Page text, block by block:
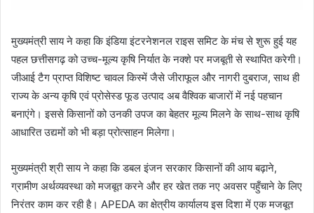
मुख्यमंत्री साय ने कहा कि इंडिया इंटरनेशनल राइस समिट के मंच से शुरू हुई यह
पहल छत्तीसगढ़ को उच्च-मूल्य कृषि निर्यात के नक्शे पर मजबूती से स्थापित करेगी।
जीआई टैग प्राप्त विशिष्ट चावल किस्में जैसे जीराफूल और नागरी दुबराज, साथ ही
राज्य के अन्य कृषि एवं प्रोसेस्ड फूड उत्पाद अब वैश्विक बाजारों में नई पहचान
बनाएंगे। इससे किसानों को उनकी उपज का बेहतर मूल्य मिलने के साथ-साथ कृषि
आधारित उद्यमों को भी बड़ा प्रोत्साहन मिलेगा।
मुख्यमंत्री श्री साय ने कहा कि डबल इंजन सरकार किसानों की आय बढ़ाने,
ग्रामीण अर्थव्यवस्था को मजबूत करने और हर खेत तक नए अवसर पहुँचाने के लिए
निरंतर काम कर रही है। APEDA का क्षेत्रीय कार्यालय इस दिशा में एक मजबूत